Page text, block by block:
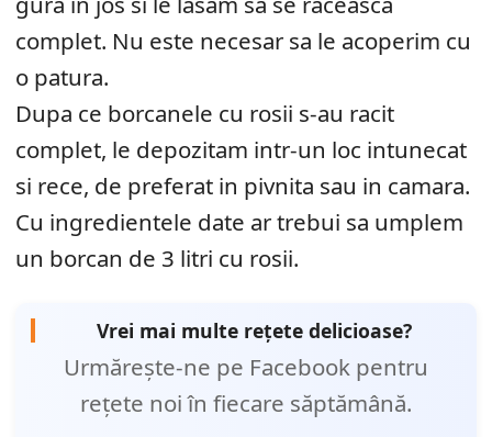
complet. Nu este necesar sa le acoperim cu
o patura.
Dupa ce borcanele cu rosii s-au racit
complet, le depozitam intr-un loc intunecat
si rece, de preferat in pivnita sau in camara.
Cu ingredientele date ar trebui sa umplem
un borcan de 3 litri cu rosii.
Vrei mai multe rețete delicioase?
Urmărește-ne pe Facebook pentru
rețete noi în fiecare săptămână.